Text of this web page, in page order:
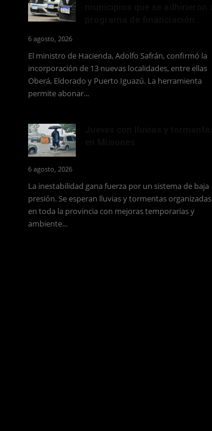
6 agosto, 2026
El ministro de Hacienda, Adolfo Safrán, confirmó la
incorporación de 13 nuevas localidades, entre ellas
Oberá, Eldorado y Puerto Iguazú. La herramienta
permite abonar...
6 agosto, 2026
La inestabilidad gana fuerza por un sistema de baja
presión. Se esperan lluvias y tormentas organizadas
en toda la provincia con mejoras temporarias y
ambiente...